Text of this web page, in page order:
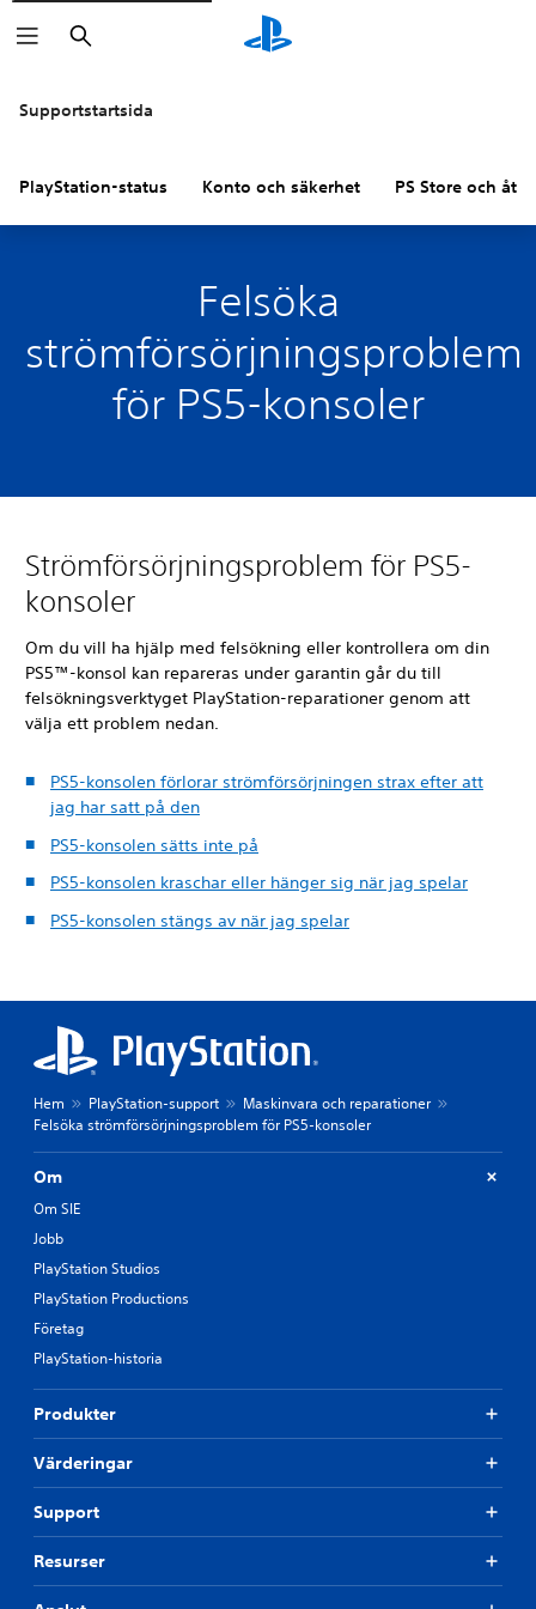
Sök
Supportstartsida
PlayStation-status Konto och säkerhet PS Store och
Felsöka
strömförsörjningsproblem
för PS5-konsoler
Strömförsörjningsproblem för PS5-
konsoler
Om du vill ha hjälp med felsökning eller kontrollera om din
PS5™-konsol kan repareras under garantin går du till
felsökningsverktyget PlayStation-reparationer genom att
välja ett problem nedan.
PS5-konsolen förlorar strömförsörjningen strax efter att
jag har satt på den
PS5-konsolen sätts inte på
PS5-konsolen kraschar eller hänger sig när jag spelar
PS5-konsolen stängs av när jag spelar
Hem PlayStation-support
Maskinvara och reparationer
Felsöka strömförsörjningsproblem för PS5-konsoler
Om
Om SIE
Jobb
PlayStation Studios
PlayStation Productions
Företag
PlayStation-historia
Produkter
Värderingar
Support
Resurser